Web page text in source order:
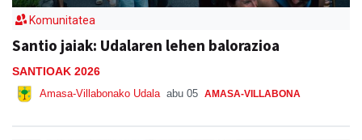
Komunitatea
Santio jaiak: Udalaren lehen balorazioa
SANTIOAK 2026
Amasa-Villabonako Udala abu 05 AMASA-VILLABONA